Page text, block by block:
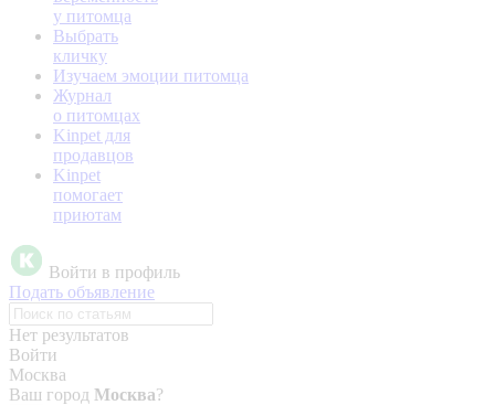
у питомца
Выбрать
кличку
Изучаем эмоции питомца
Журнал
о питомцах
Kinpet для
продавцов
Kinpet
помогает
приютам
Войти в профиль
Подать объявление
Нет результатов
Войти
Москва
Ваш город Москва?